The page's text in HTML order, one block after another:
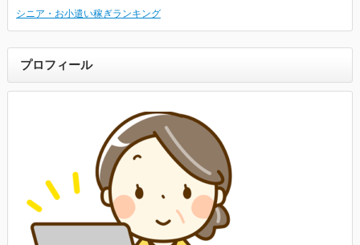
シニア・お小遣い稼ぎランキング
プロフィール